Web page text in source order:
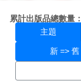
累計出版品總數量
主題搜
主題
新 => 舊